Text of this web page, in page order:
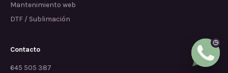
Mantenimiento web
DTF / Sublimación
Contacto
645 505 387